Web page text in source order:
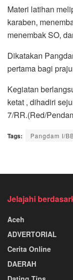
Materi latihan
karaben,
menembak SO,
Dikatakan
pertama bagi
Kegiatan
ketat , dihadiri
7/RR.(Red/
Tags: Pangdam I/
Jelajahi
Aceh
ADVERTORIAL
Cerita Online
DAERAH